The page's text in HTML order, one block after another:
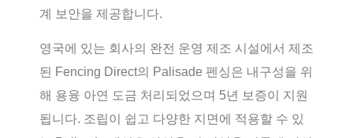
계 보안을 제공합니다.
영국에 있는 회사의 완전 운영 제조 시설에서 제조
된 Fencing Direct의 Palisade 펜싱은 내구성을 위
해 용융 아연 도금 처리되었으며 5년 보증이 지원
됩니다. 조립이 쉽고 다양한 지면에 적용할 수 있